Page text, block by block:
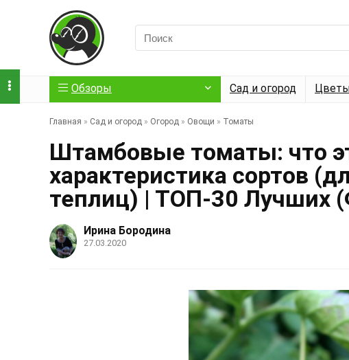
Обзоры Сад и огород
Главная » Сад и огород » Огород » Овощи » Томаты
Штамбовые томаты: что
характеристика сортов
теплиц) | ТОП-30 Лучших
Ирина Бородина
27.03.2020